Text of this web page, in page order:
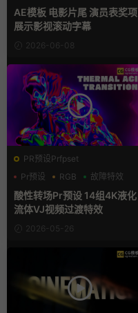
片头模板
AE模板 电影片尾 演员表奖项
展示影视滚动字幕
2026-06-08
PR预设Prfpset
Pr预设
RGB 故障特效
酸性转场Pr预设 14组4K液化
流体VJ视频过渡特效
2026-05-26